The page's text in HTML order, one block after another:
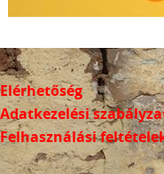
Elérhetőség
Adatkezelési
Felhasználási